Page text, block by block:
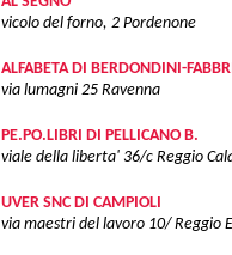
vicolo del forno, 2 Pordenone
ALFABETA DI BERDONDINI-
via lumagni 25 Ravenna
PE.PO.LIBRI DI PELLICANO B.
viale della liberta' 36/c Reggio
UVER SNC DI CAMPIOLI
via maestri del lavoro 10/ Reggio